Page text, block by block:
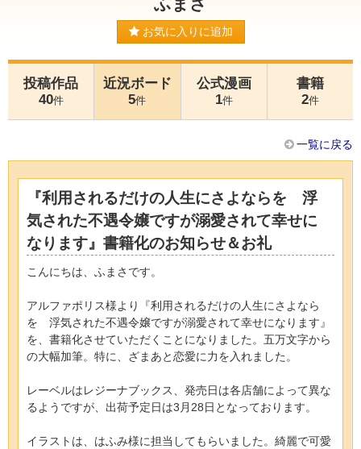
お気に入りに追加
投稿作品
40件
近況ボード
5件
公式漫画
1件
書籍
2件
一覧に戻る
『利用されるだけの人生にさよならを 浮
気された不遇令嬢ですが溺愛されて幸せに
なります』書籍化のお知らせ＆お礼
こんにちは、ふまさです。
アルファポリス様より『利用されるだけの人生にさよなら
を 浮気された不遇令嬢ですが溺愛されて幸せになります』
を、書籍化させていただくことになりました。五万文字から
の大幅加筆。特に、ざまあと恋愛に力を入れました。
レーベルはレジーナブックス、発売日は各店舗によって異な
るようですが、出荷予定日は3月28日となっております。
イラストは、はふみ様に担当してもらいました。綺麗で可愛